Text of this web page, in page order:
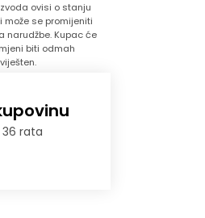
ovisi o stanju
se promijeniti
narudžbe. Kupac će
biti odmah
rata